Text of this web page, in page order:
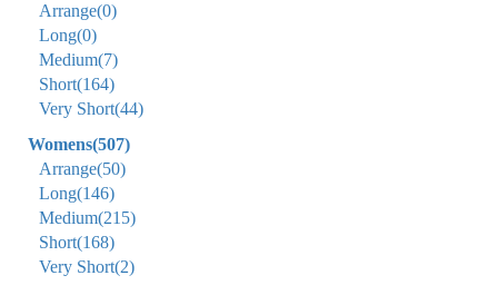
Arrange(0)
Long(0)
Medium(7)
Short(164)
Very Short(44)
Womens(507)
Arrange(50)
Long(146)
Medium(215)
Short(168)
Very Short(2)